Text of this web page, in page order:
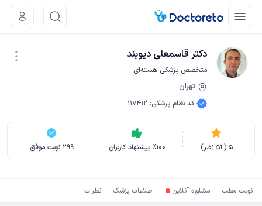
دکتر قاسمعلی دیوبند
متخصص پزشکی هسته‌ای
تهران
کد نظام پزشکی:
117412
5
(
52 نظر) ٪100 پیشنهاد کاربران 299 نوبت موفق
نوبت مطب مشاوره آنلاین اطلاعات پزشک نظرات